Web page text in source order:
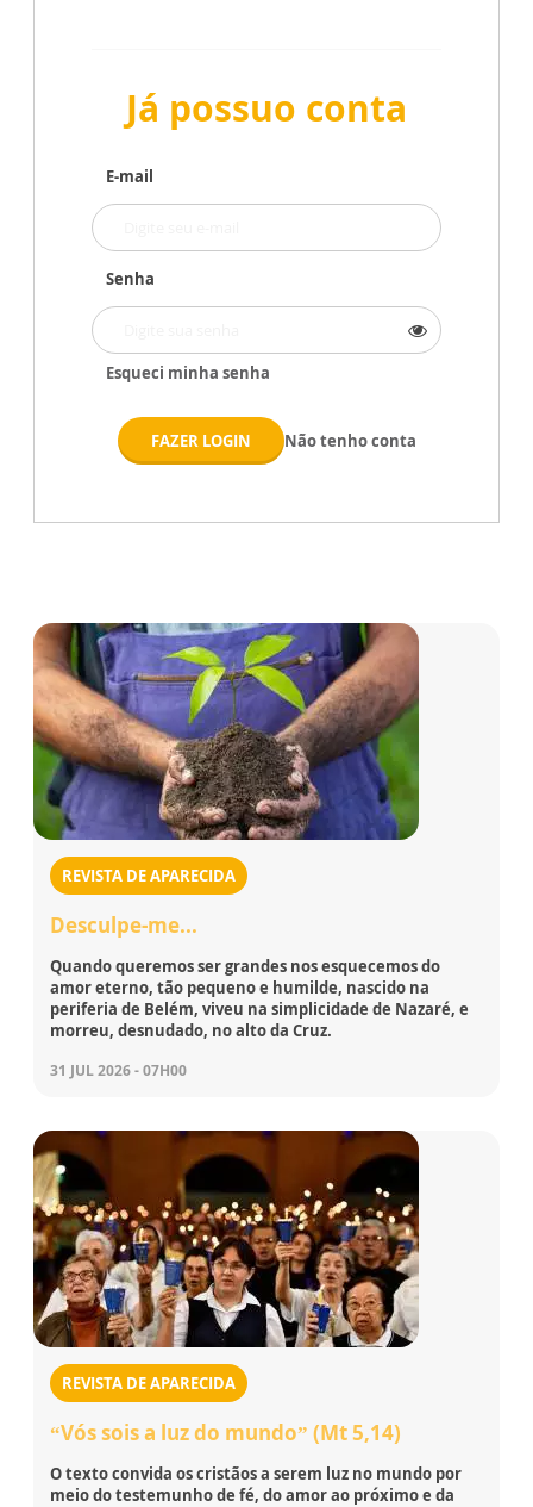
Já possuo conta
E-mail
Senha
Esqueci minha senha
FAZER LOGIN Não tenho conta
REVISTA DE APARECIDA
Desculpe-me...
Quando queremos ser grandes nos esquecemos do
amor eterno, tão pequeno e humilde, nascido na
periferia de Belém, viveu na simplicidade de Nazaré, e
morreu, desnudado, no alto da Cruz.
31 JUL 2026 - 07H00
REVISTA DE APARECIDA
“Vós sois a luz do mundo” (Mt 5,14)
O texto convida os cristãos a serem luz no mundo por
meio do testemunho de fé, do amor ao próximo e da